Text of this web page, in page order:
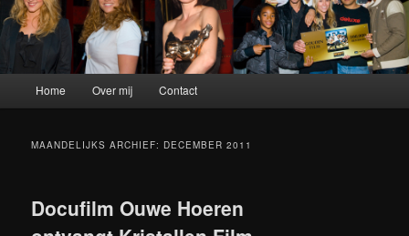
Spring naar de primaire inhoud
Spring naar de secundaire inhoud
Home Over mij Contact
MAANDELIJKS ARCHIEF: DECEMBER 2011
Docufilm Ouwe Hoeren